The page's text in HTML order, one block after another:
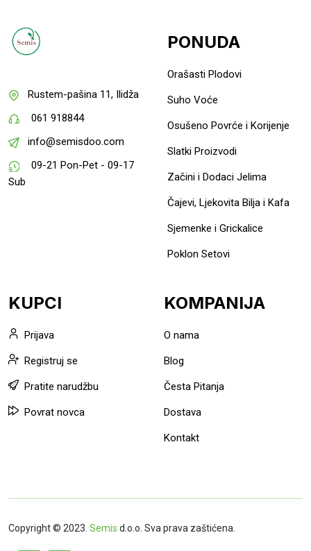
Rustem-pašina 11, Ilidža
061 918844
info@semisdoo.com
09-21 Pon-Pet - 09-17
Sub
PONUDA
Orašasti Plodovi
Suho Voće
Osušeno Povrće i Korijenje
Slatki Proizvodi
Začini i Dodaci Jelima
Čajevi, Ljekovita Bilja i Kafa
Sjemenke i Grickalice
Poklon Setovi
KUPCI
Prijava
Registruj se
Pratite narudžbu
Povrat novca
KOMPANIJA
O nama
Blog
Česta Pitanja
Dostava
Kontakt
Copyright © 2023. Semis d.o.o. Sva prava zaštićena.